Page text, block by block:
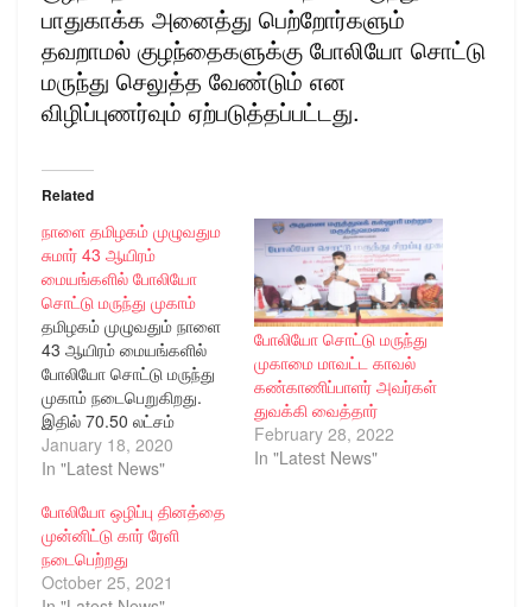
பாதுகாக்க அனைத்து பெற்றோர்களும்
தவறாமல் குழந்தைகளுக்கு போலியோ சொட்டு
மருந்து செலுத்த வேண்டும் என
விழிப்புணர்வும் ஏற்படுத்தப்பட்டது.
Related
நாளை தமிழகம் முழுவதும
சுமார் 43 ஆயிரம்
மையங்களில் போலியோ
சொட்டு மருந்து முகாம்
தமிழகம் முழுவதும் நாளை
43 ஆயிரம் மையங்களில்
போலியோ சொட்டு மருந்து
முகாம் நடைபெறுகிறது.
இதில் 70.50 லட்சம்
குழந்தைகளுக்கு போலியோ
சொட்டு மருந்து வழங்க
நிர்ணயிக்கப்பட்டுள்ளது.
போலியோ சொட்டு மருந்து
முகாம் நாளை
(19.01.2020) காலை 7
January 18, 2020
In "Latest News"
போலியோ சொட்டு மருந்து
முகாமை மாவட்ட காவல்
கண்காணிப்பாளர் அவர்கள்
துவக்கி வைத்தார்
February 28, 2022
In "Latest News"
போலியோ ஒழிப்பு தினத்தை
முன்னிட்டு கார் ரேளி
நடைபெற்றது
October 25, 2021